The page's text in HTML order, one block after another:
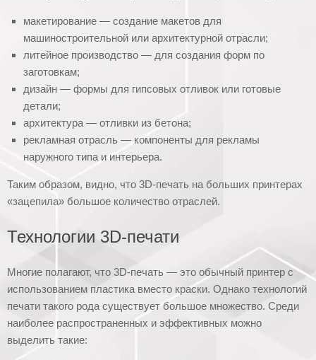
макетирование — создание макетов для
машиностроительной или архитектурной отрасли;
литейное производство — для создания форм по
заготовкам;
дизайн — формы для гипсовых отливок или готовые
детали;
архитектура — отливки из бетона;
рекламная отрасль — компоненты для рекламы
наружного типа и интерьера.
Таким образом, видно, что 3D-печать на больших принтерах
«зацепила» большое количество отраслей.
Технологии 3D-печати
Многие полагают, что 3D-печать — это обычный принтер с
использованием пластика вместо краски. Однако технологий
печати такого рода существует большое множество. Среди
наиболее распространенных и эффективных можно
выделить такие: